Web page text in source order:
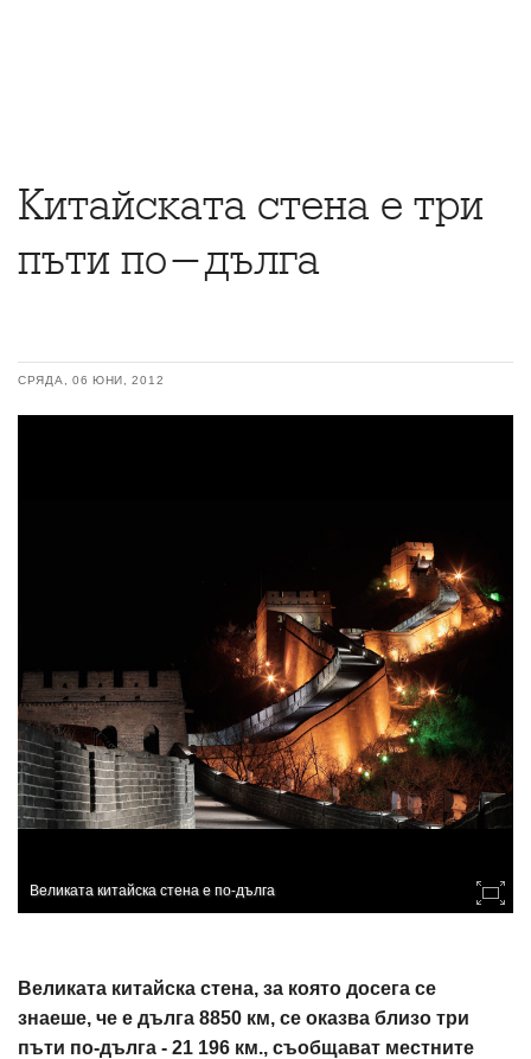
Китайската стена е три
пъти по-дълга
СРЯДА, 06 ЮНИ, 2012
Великата китайска стена е по-дълга
Великата китайска стена, за която досега се
знаеше, че е дълга 8850 км, се оказва близо три
пъти по-дълга - 21 196 км., съобщават местните